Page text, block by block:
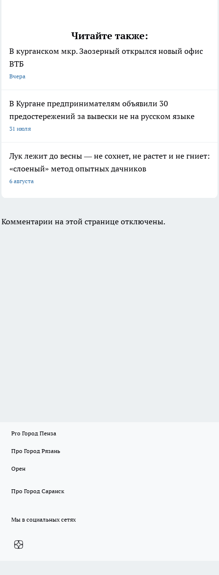
Читайте также:
В курганском мкр. Заозерный открылся новый офис
ВТБ
Вчера
В Кургане предпринимателям объявили 30
предостережений за вывески не на русском языке
31 июля
Лук лежит до весны — не сохнет, не растет и не гниет:
«слоеный» метод опытных дачников
6 августа
Комментарии на этой странице отключены.
Pro Город Пенза
Про Город Рязань
Орен
Про Город Саранск
Мы в социальных сетях